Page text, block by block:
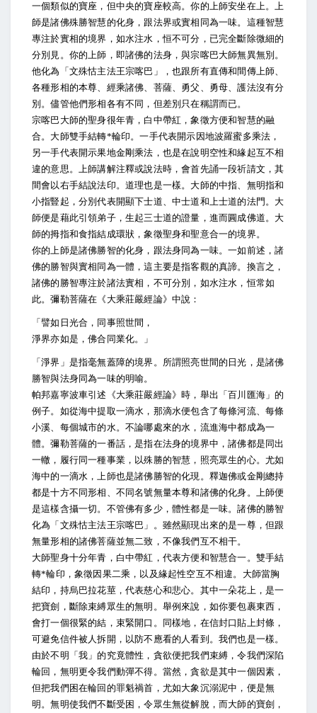
一個類似的寶座，但中央的寶座較高。你的上師安坐在上。上
師是諸佛殊勝智慧的化身，跟法界或實相同為一味。這種智慧
專注於實相的境界，如水注水，恒不可分，已完全斷除微細的
分別見。你的上師，即諸佛的法身，與宗喀巴大師無異無別。
他化為「文殊怙主法王宗喀巴」，也跟所有直傳和間傳上師、
各種形相的本尊、經乘諸佛、菩薩、勇父、勇母、護法沒有分
別。儘管他們形相各有不同，但差別只在稱謂而已。
宗喀巴大師的聖身很年青，白中帶紅，象徵方便和智慧的融
合。大師雙手結轉*輪印。一手代表開示因地波羅蜜多乘法，
另一手代表開示果地金剛乘法，也是在說明空性和緣起互不相
違的意思。上師講解注釋或說法時，會首先誦一段祈請文，其
間會以右手結說法印。道理也是一樣。大師的中指、無明指和
小指豎起，分別代表開顯下士道、中士道和上士道的法門。大
師便是藉此引領弟子，生起三士道的證量，進而圓成佛道。大
師的拇指和食指結成環狀，象徵聖身和聖意合一的境界。
你的上師是諸佛勝智的化身，跟法身同為一味。一如前述，諸
佛的勝智與實相同為一體，這主要是指客觀的真諦。換言之，
諸佛的勝智專注於諸法實相，不可分別，如水注水，恒常如
此。彌勒菩薩在《大乘莊嚴經論》中說：
「譬如日光合，同事照世間，
淨界亦如是，佛合同業化。」
「淨界」是指毫無蓋障的境界。所謂照亮世間的日光，是諸佛
勝智與法身同為一味的明喻。
帕邦嘉寧波車引述《大乘莊嚴經論》時，舉出「百川匯海」的
例子。如從海中提取一滴水，那滴水便包含了每條河流、每條
小溪、每個城市的水。不論哪處來的水，流進海中都成為一
體。彌勒菩薩的一番話，是指在法身的境界中，諸佛都是同出
一轍，履行同一種事業，以殊勝的智慧，照亮眾生的心。尤如
海中的一滴水，上師也是諸佛勝智的化現。釋迦佛或金剛總持
都是十方不同形相、不同名號無量本尊和諸佛的化身。上師便
是這樣含攝一切。不管佛有多少，體性都是一味。諸佛的勝智
化為「文殊怙主法王宗喀巴」。雖然顯現出來的是一尊，但跟
無量形相的諸佛菩薩並無二致，不像我們互不相干。
大師聖身十分年青，白中帶紅，代表方便和智慧合一。雙手結
轉*輪印，象徵因果二乘，以及緣起性空互不相違。大師當胸
結印，持烏巴拉花莖，代表慈心和悲心。其中一朵花上，是一
把寶劍，斷除束縛眾生的無明。舉例來說，如你要包裹東西，
會打一個很緊的結，束緊開口。同樣地，在信封口貼上封條，
可避免信件被人拆開，以防不應看的人看到。我們也是一樣。
由於不明「我」的究竟體性，貪欲便把我們束縛，令我們深陷
輪回，無明更令我們動彈不得。當然，貪欲是其中一個因素，
但把我們困在輪回的罪魁禍首，尤如大象沉溺泥中，便是無
明。無明使我們不斷受困，令眾生無從解脫，而大師的寶劍，